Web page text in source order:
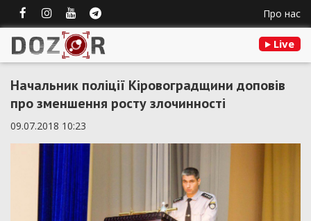
Про нас
Live
Начальник поліції Кіровоградщини доповів
про зменшення росту злочинності
09.07.2018 10:23